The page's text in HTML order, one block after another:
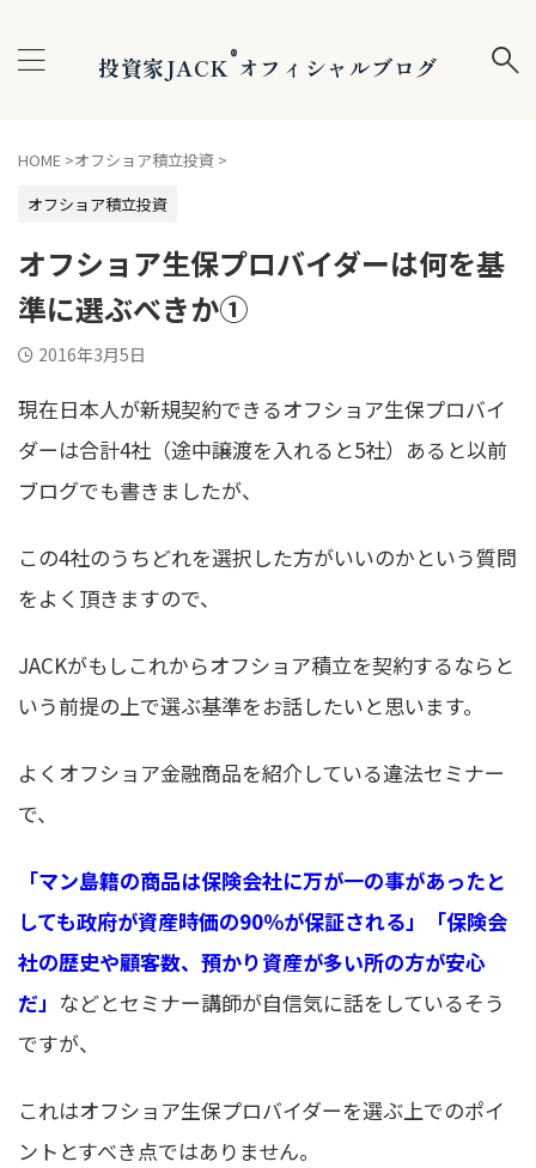
投資家JACK®オフィシャルブログ
HOME >オフショア積立投資 >
オフショア積立投資
オフショア生保プロバイダーは何を基
準に選ぶべきか①
2016年3月5日
現在日本人が新規契約できるオフショア生保プロバイ
ダーは合計4社（途中譲渡を入れると5社）あると以前
ブログでも書きましたが、
この4社のうちどれを選択した方がいいのかという質問
をよく頂きますので、
JACKがもしこれからオフショア積立を契約するならと
いう前提の上で選ぶ基準をお話したいと思います。
よくオフショア金融商品を紹介している違法セミナー
で、
「マン島籍の商品は保険会社に万が一の事があったと
しても政府が資産時価の90％が保証される」「保険会
社の歴史や顧客数、預かり資産が多い所の方が安心
だ」 などとセミナー講師が自信気に話をしているそう
ですが、
これはオフショア生保プロバイダーを選ぶ上でのポイ
ントとすべき点ではありません。